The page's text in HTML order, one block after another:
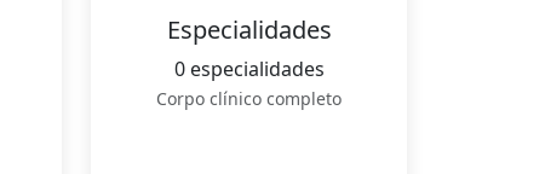
Especialidades
0 especialidades
Corpo clínico completo